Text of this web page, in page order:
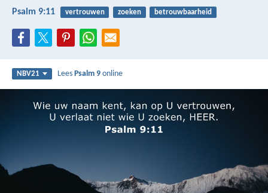
Psalm 9:11 vertrouwen zoeken betrouwbaarheid
NBV21 LeesPsalm 9 online